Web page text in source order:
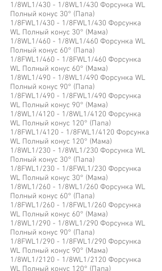
1/8WL1/430 - 1/8WL1/430 Форсунка WL
Полный конус 30° (Папа)
1/8FWL1/430 - 1/8FWL1/430 Форсунка
WL Полный конус 30° (Мама)
1/8WL1/460 - 1/8WL1/460 Форсунка WL
Полный конус 60° (Папа)
1/8FWL1/460 - 1/8FWL1/460 Форсунка
WL Полный конус 60° (Мама)
1/8WL1/490 - 1/8WL1/490 Форсунка WL
Полный конус 90° (Папа)
1/8FWL1/490 - 1/8FWL1/490 Форсунка
WL Полный конус 90° (Мама)
1/8WL1/4120 - 1/8WL1/4120 Форсунка
WL Полный конус 120° (Папа)
1/8FWL1/4120 - 1/8FWL1/4120 Форсунка
WL Полный конус 120° (Мама)
1/8WL1/230 - 1/8WL1/230 Форсунка WL
Полный конус 30° (Папа)
1/8FWL1/230 - 1/8FWL1/230 Форсунка
WL Полный конус 30° (Мама)
1/8WL1/260 - 1/8WL1/260 Форсунка WL
Полный конус 60° (Папа)
1/8FWL1/260 - 1/8FWL1/260 Форсунка
WL Полный конус 60° (Мама)
1/8WL1/290 - 1/8WL1/290 Форсунка WL
Полный конус 90° (Папа)
1/8FWL1/290 - 1/8FWL1/290 Форсунка
WL Полный конус 90° (Мама)
1/8WL1/2120 - 1/8WL1/2120 Форсунка
WL Полный конус 120° (Папа)